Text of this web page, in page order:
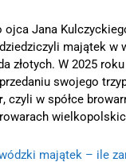
Jana
majątek w
złotych. W 2025
swojego
, czyli w spółce
majątek – ile